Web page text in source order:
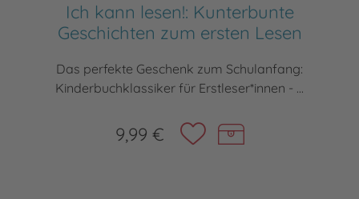
Ich kann lesen!: Kunterbunte
Geschichten zum ersten Lesen
Das perfekte Geschenk zum Schulanfang:
Kinderbuchklassiker für Erstleser*innen - ...
9,99 €